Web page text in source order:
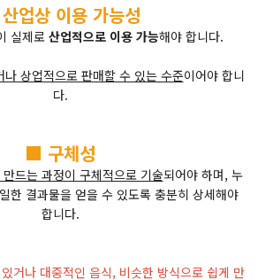
업상 이용 가능성
실제로산업적으로 이용 가능해야 합니다.
나 상업적으로 판매할 수 있는 수준이어야 합니
다.
■ 구체성
드는 과정이 구체적으로 기술되어야 하며, 누
한 결과물을 얻을 수 있도록 충분히 상세해야
합니다.
거나 대중적인 음식, 비슷한 방식으로 쉽게 만